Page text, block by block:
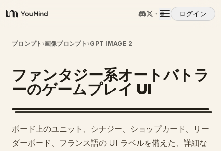
YouMind
ログイン
概要
ユースケース
スキル
プロンプト
プロンプト ›画像プロンプト ›GPT IMAGE 2
ファンタジー系オートバトラ
ーのゲームプレイ UI
ボード上のユニット、シナジー、ショップカード、リー
ダーボード、フランス語の UI ラベルを備えた、詳細な